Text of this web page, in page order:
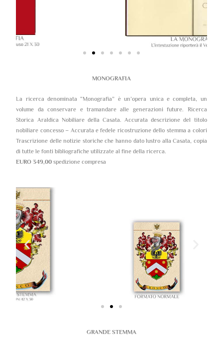
MONOGRAFIA
La ricerca denominata “Monografia” è un’opera unica e completa, un
volume da conservare e tramandare alle generazioni future. Ricerca
Storica Araldica Nobiliare della Casata. Accurata descrizione del titolo
nobiliare concesso – Accurata e fedele ricostruzione dello stemma a colori
Trascrizione delle notizie storiche che hanno dato lustro alla Casata, copia
di tutte le fonti bibliografiche utilizzate al fine della ricerca.
EURO 349,00 spedizione compresa
GRANDE STEMMA